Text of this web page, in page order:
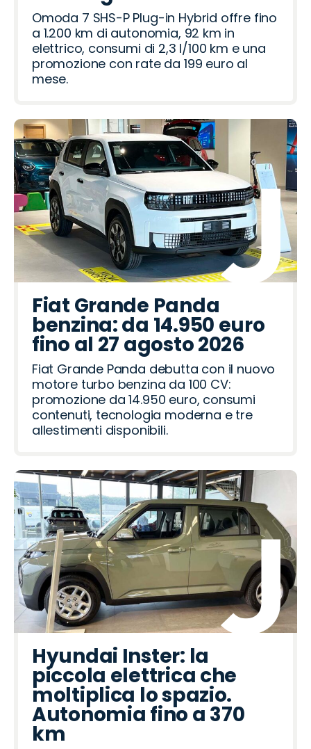
Omoda 7 SHS-P Plug-in Hybrid offre fino
a 1.200 km di autonomia, 92 km in
elettrico, consumi di 2,3 l/100 km e una
promozione con rate da 199 euro al
mese.
Fiat Grande Panda
benzina: da 14.950 euro
fino al 27 agosto 2026
Fiat Grande Panda debutta con il nuovo
motore turbo benzina da 100 CV:
promozione da 14.950 euro, consumi
contenuti, tecnologia moderna e tre
allestimenti disponibili.
Hyundai Inster: la
piccola elettrica che
moltiplica lo spazio.
Autonomia fino a 370
km